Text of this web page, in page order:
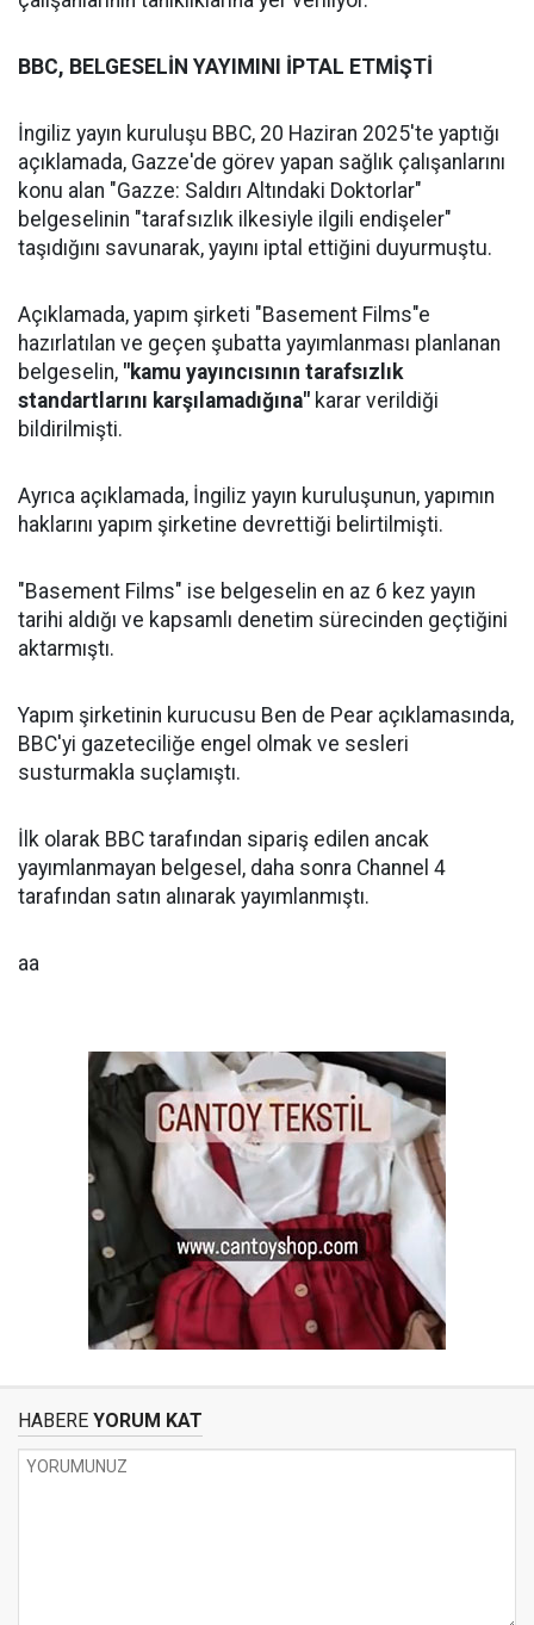
BBC, BELGESELİN YAYIMINI İPTAL ETMİŞTİ
İngiliz yayın kuruluşu BBC, 20 Haziran 2025'te yaptığı
açıklamada, Gazze'de görev yapan sağlık çalışanlarını
konu alan "Gazze: Saldırı Altındaki Doktorlar"
belgeselinin "tarafsızlık ilkesiyle ilgili endişeler"
taşıdığını savunarak, yayını iptal ettiğini duyurmuştu.
Açıklamada, yapım şirketi "Basement Films"e
hazırlatılan ve geçen şubatta yayımlanması planlanan
belgeselin, "kamu yayıncısının tarafsızlık
standartlarını karşılamadığına" karar verildiği
bildirilmişti.
Ayrıca açıklamada, İngiliz yayın kuruluşunun, yapımın
haklarını yapım şirketine devrettiği belirtilmişti.
"Basement Films" ise belgeselin en az 6 kez yayın
tarihi aldığı ve kapsamlı denetim sürecinden geçtiğini
aktarmıştı.
Yapım şirketinin kurucusu Ben de Pear açıklamasında,
BBC'yi gazeteciliğe engel olmak ve sesleri
susturmakla suçlamıştı.
İlk olarak BBC tarafından sipariş edilen ancak
yayımlanmayan belgesel, daha sonra Channel 4
tarafından satın alınarak yayımlanmıştı.
aa
HABERE YORUM KAT